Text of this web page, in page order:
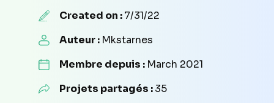
Created on :7/31/22
Auteur : Mkstarnes
Membre depuis : March 2021
Projets partagés :35